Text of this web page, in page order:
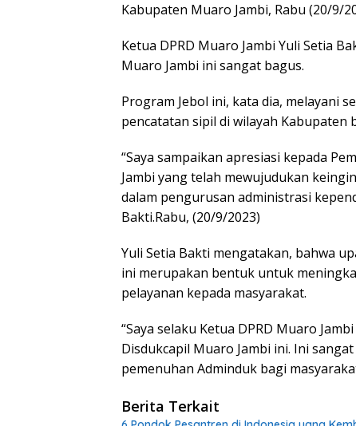
Kabupaten Muaro Jambi, Rabu (20/9/
Ketua DPRD Muaro Jambi Yuli Setia
Muaro Jambi ini sangat bagus.
Program Jebol ini, kata dia, melayani
pencatatan sipil di wilayah Kabupaten
“Saya sampaikan apresiasi kepada
Jambi yang telah mewujudukan
dalam pengurusan administrasi
Bakti.Rabu, (20/9/2023)
Yuli Setia Bakti mengatakan, bahwa
ini merupakan bentuk untuk
pelayanan kepada masyarakat.
“Saya selaku Ketua DPRD Muaro
Disdukcapil Muaro Jambi ini. Ini
pemenuhan Adminduk bagi
Berita Terkait